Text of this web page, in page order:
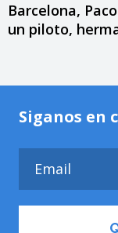
Barcelona,
un piloto,
Siganos en